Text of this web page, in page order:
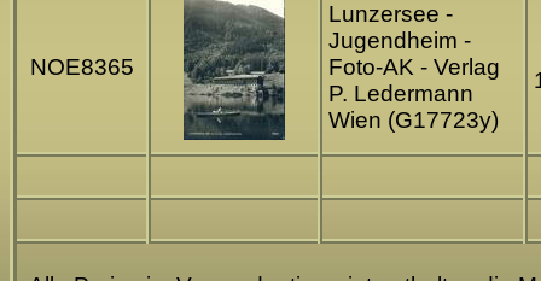
NOE8365
Lunzersee -
Jugendheim -
Foto-AK - Verlag
P. Ledermann
Wien (G17723y)